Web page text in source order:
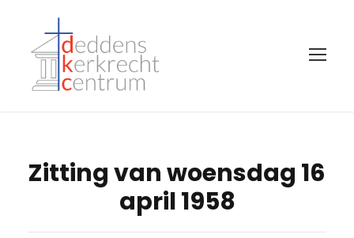
Zitting van woensdag 16
april 1958